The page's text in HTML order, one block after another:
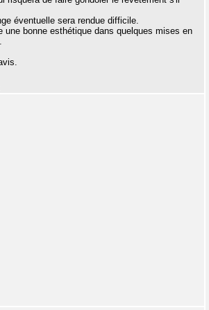
éventuelle sera rendue difficile.
une bonne esthétique dans quelques mises en